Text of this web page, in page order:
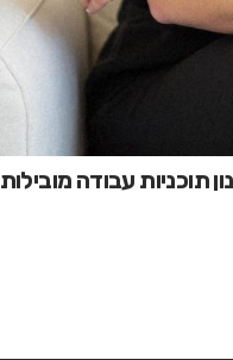
לתכנון תוכניות עבודה מובילות